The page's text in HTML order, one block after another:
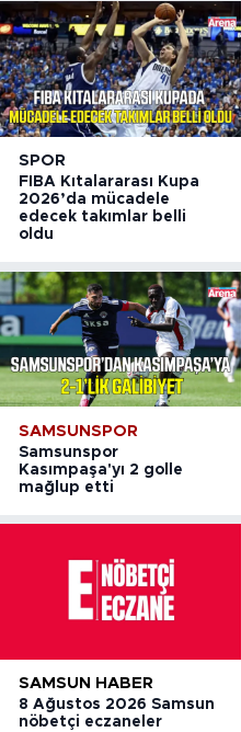
SPOR
FIBA Kıtalararası Kupa
2026’da mücadele
edecek takımlar belli
oldu
SAMSUNSPOR
Samsunspor
Kasımpaşa'yı 2 golle
mağlup etti
SAMSUN HABER
8 Ağustos 2026 Samsun
nöbetçi eczaneler